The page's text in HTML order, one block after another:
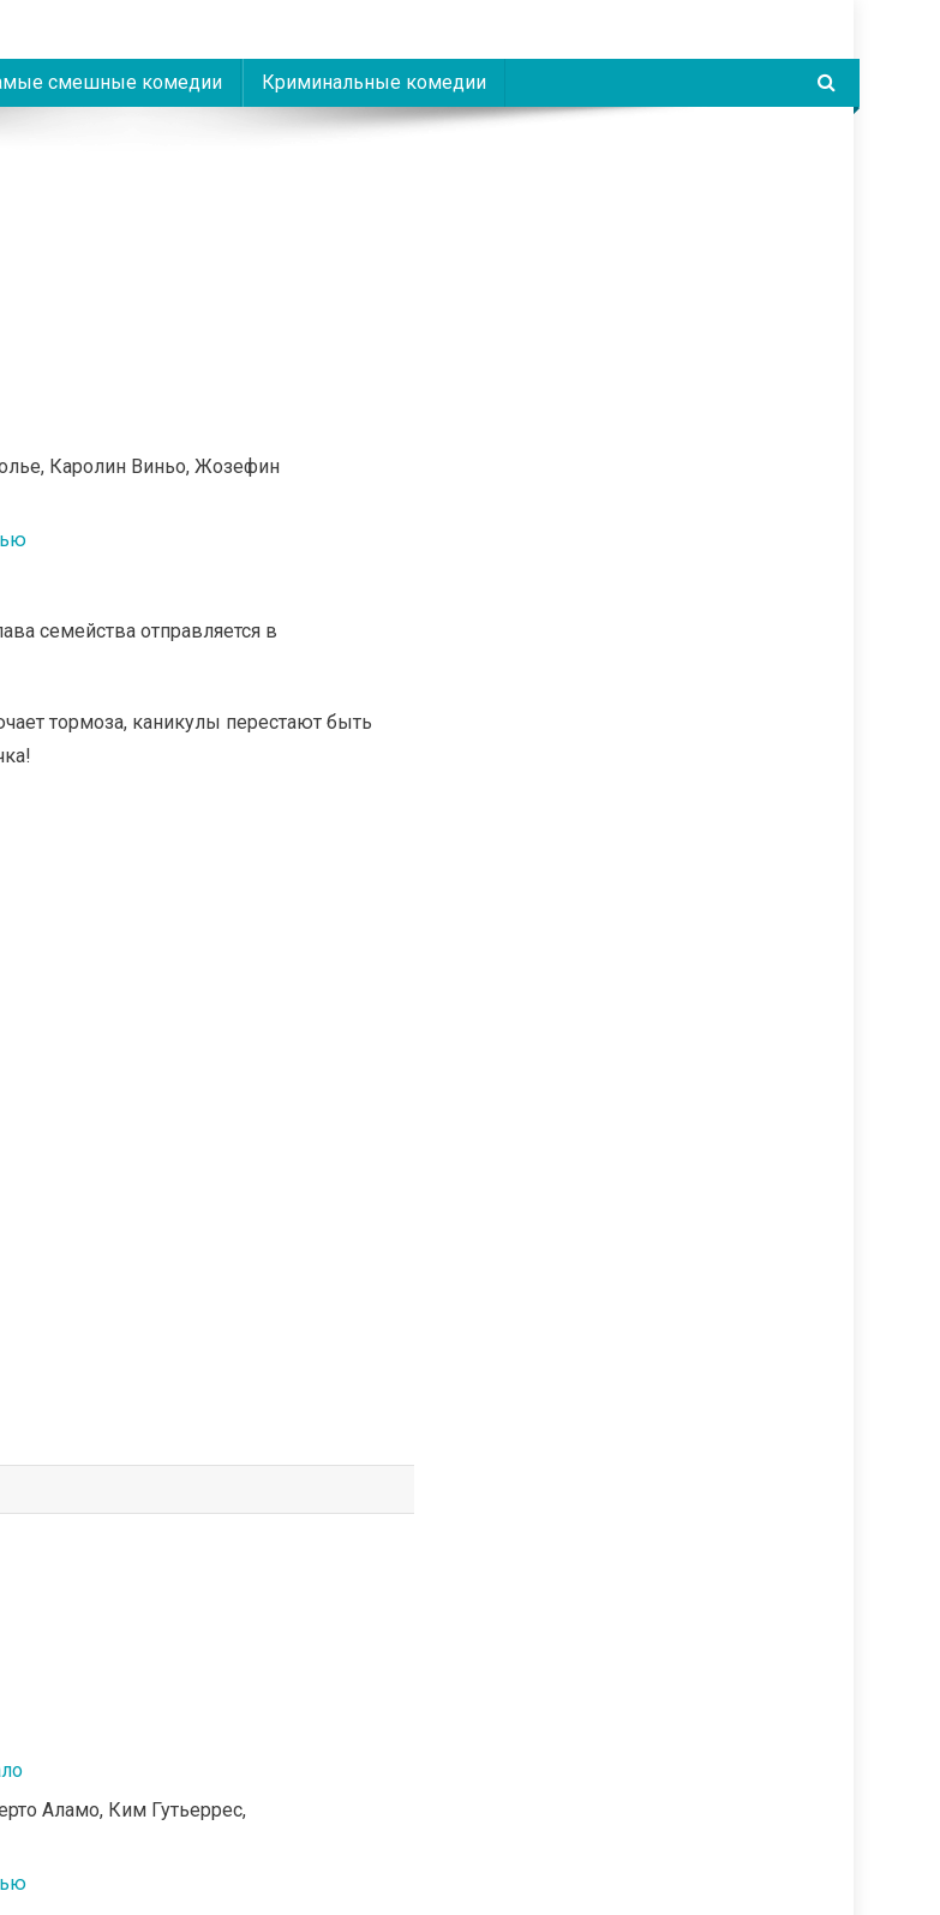
смешные комедии Криминальные комедии
Каролин Виньо, Жозефин
семейства отправляется в
тормоза, каникулы перестают быть
Аламо, Ким Гутьеррес,